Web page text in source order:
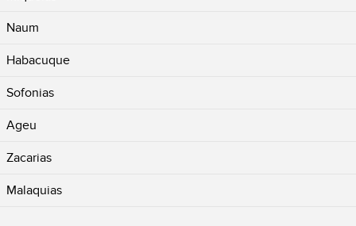
Naum
Habacuque
Sofonias
Ageu
Zacarias
Malaquias